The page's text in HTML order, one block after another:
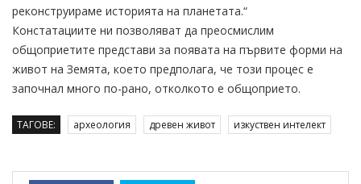
реконструираме историята на планетата.“
Констатациите ни позволяват да преосмислим
общоприетите представи за появата на първите форми на
живот на Земята, което предполага, че този процес е
започнал много по-рано, отколкото е общоприето.
ТАГОВЕ: археология древен живот изкуствен интелект